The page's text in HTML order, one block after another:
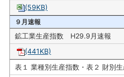
(59KB)
９月速報
鉱工業生産指数 H29.9月速報
(441KB)
表１ 業種別生産指数・表２ 財別